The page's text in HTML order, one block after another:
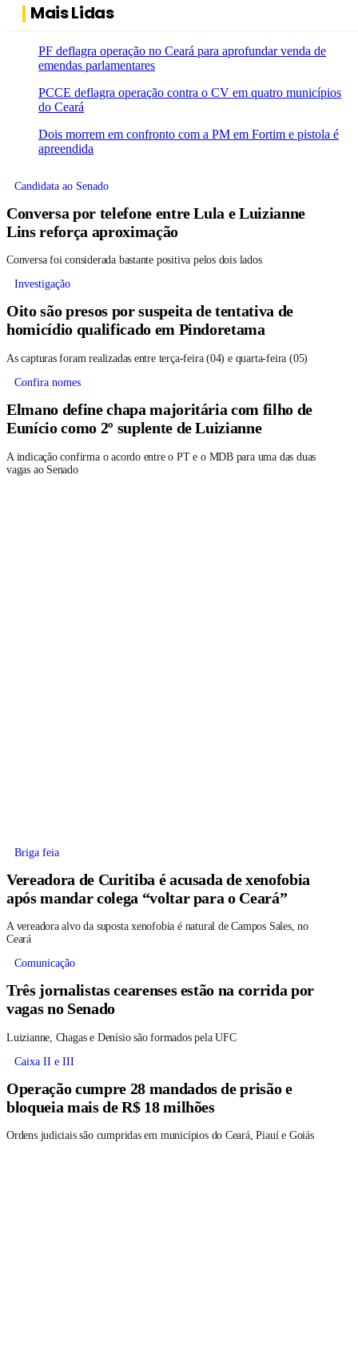
Mais Lidas
PF deflagra operação no Ceará para aprofundar venda de
emendas parlamentares
PCCE deflagra operação contra o CV em quatro municípios
do Ceará
Dois morrem em confronto com a PM em Fortim e pistola é
apreendida
Candidata ao Senado
Conversa por telefone entre Lula e Luizianne
Lins reforça aproximação
Conversa foi considerada bastante positiva pelos dois lados
Investigação
Oito são presos por suspeita de tentativa de
homicídio qualificado em Pindoretama
As capturas foram realizadas entre terça-feira (04) e quarta-feira (05)
Confira nomes
Elmano define chapa majoritária com filho de
Eunício como 2º suplente de Luizianne
A indicação confirma o acordo entre o PT e o MDB para uma das duas
vagas ao Senado
Briga feia
Vereadora de Curitiba é acusada de xenofobia
após mandar colega “voltar para o Ceará”
A vereadora alvo da suposta xenofobia é natural de Campos Sales, no
Ceará
Comunicação
Três jornalistas cearenses estão na corrida por
vagas no Senado
Luizianne, Chagas e Denísio são formados pela UFC
Caixa II e III
Operação cumpre 28 mandados de prisão e
bloqueia mais de R$ 18 milhões
Ordens judiciais são cumpridas em municípios do Ceará, Piauí e Goiás